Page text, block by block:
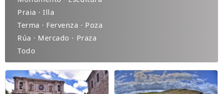
Praia · Illa
Terma · Fervenza · Poza
Rúa · Mercado · Praza
Todo